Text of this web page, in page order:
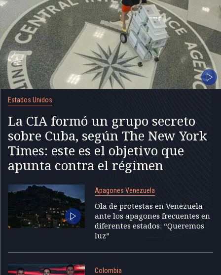
Estados Unidos
La CIA formó un grupo secreto
sobre Cuba, según The New York
Times: este es el objetivo que
apunta contra el régimen
Apagones Venezuela
Ola de protestas en Venezuela
ante los apagones frecuentes en
diferentes estados: “Queremos
luz”
Colombia